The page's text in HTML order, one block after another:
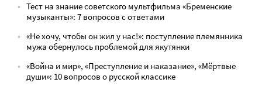
Тест на знание советского мультфильма «Бременские
музыканты»: 7 вопросов с ответами
«Не хочу, чтобы он жил у нас!»: поступление племянника
мужа обернулось проблемой для якутянки
«Война и мир», «Преступление и наказание», «Мёртвые
души»: 10 вопросов о русской классике